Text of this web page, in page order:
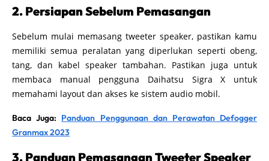
2. Persiapan Sebelum Pemasangan
Sebelum mulai memasang tweeter speaker, pastikan kamu
memiliki semua peralatan yang diperlukan seperti obeng,
tang, dan kabel speaker tambahan. Pastikan juga untuk
membaca manual pengguna Daihatsu Sigra X untuk
memahami layout dan akses ke sistem audio mobil.
Baca Juga: Panduan Penggunaan dan Perawatan Defogger
Granmax 2023
3. Panduan Pemasangan Tweeter Speaker